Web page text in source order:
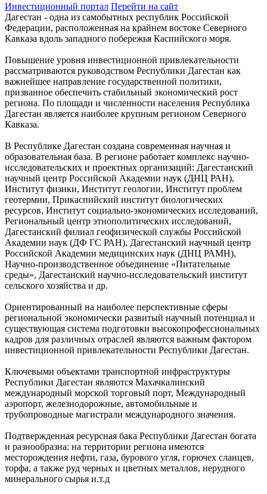
Инвестиционный портал Перейти на сайт
Дагестан - одна из самобытных республик Российской
Федерации, расположенная на крайнем востоке Северного
Кавказа вдоль западного побережья Каспийского моря.
Повышение уровня инвестиционной привлекательности
рассматриваются руководством Республики Дагестан как
важнейшее направление государственной политики,
призванное обеспечить стабильный экономический рост
региона. По площади и численности населения Республика
Дагестан является наиболее крупным регионом Северного
Кавказа.
В Республике Дагестан создана современная научная и
образовательная база. В регионе работает комплекс научно-
исследовательских и проектных организаций: Дагестанский
научный центр Российской Академии наук (ДНЦ РАН),
Институт физики, Институт геологии, Институт проблем
геотермии, Прикаспийский институт биологических
ресурсов, Институт социально-экономических исследований,
Региональный центр этнополитических исследований,
Дагестанский филиал геофизической службы Российской
Академии наук (ДФ ГС РАН), Дагестанский научный центр
Российской Академии медицинских наук (ДНЦ РАМН),
Научно-производственное объединение «Питательные
среды», Дагестанский научно-исследовательский институт
сельского хозяйства и др.
Ориентированный на наиболее перспективные сферы
региональной экономически развитый научный потенциал и
существующая система подготовки высокопрофессиональных
кадров для различных отраслей являются важным фактором
инвестиционной привлекательности Республики Дагестан.
Ключевыми объектами транспортной инфраструктуры
Республики Дагестан являются Махачкалинский
международный морской торговый порт, Международный
аэропорт, железнодорожные, автомобильные и
трубопроводные магистрали международного значения.
Подтвержденная ресурсная бака Республики Дагестан богата
и разнообразна: на территории региона имеются
месторождения нефти, газа, бурового угля, горючех сланцев,
торфа, а также руд черных и цветных металлов, нерудного
минерального сырья и.т.д